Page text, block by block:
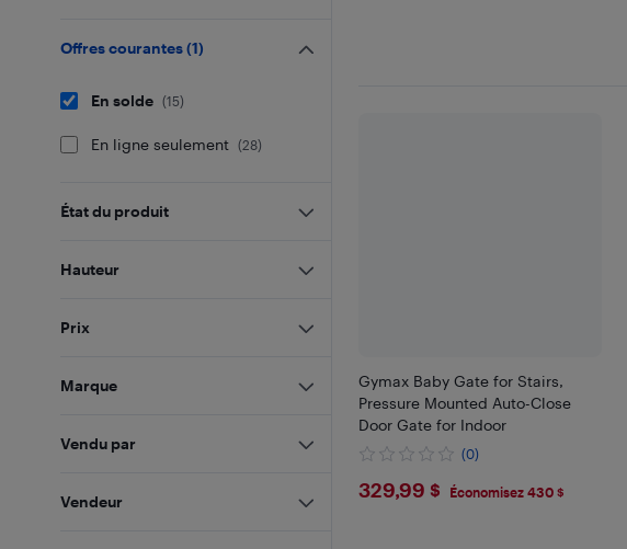
Gymax Baby Gate for Stairs,
Pressure Mounted Auto-Close
Door Gate for Indoor
(0)
$329.99
329,99 $ Économisez 430 $
Offres courantes (1)
En solde (15)
En ligne seulement (28)
État du produit
Hauteur
Prix
Marque
Vendu par
Vendeur